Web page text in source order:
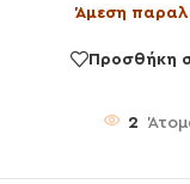
Άμεση
Προσθήκη
2